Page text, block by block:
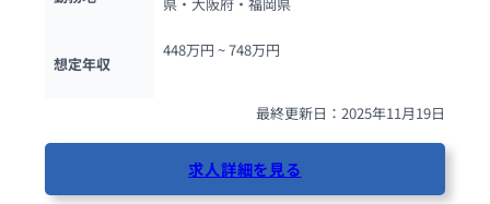
想定年収
448万円 ~ 748万円
最終更新日：2025年11月19日
求人詳細を見る